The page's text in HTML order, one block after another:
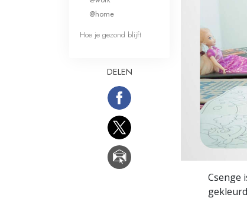
Csenge
@home
Hoe je gezond blijft
DELEN